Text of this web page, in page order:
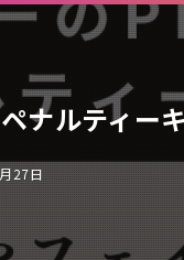
ナルティー
27日